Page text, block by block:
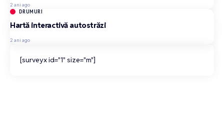
2 ani ago
DRUMURI
Hartă interactivă autostrăzi
2 ani ago
[surveyx id="1" size="m"]